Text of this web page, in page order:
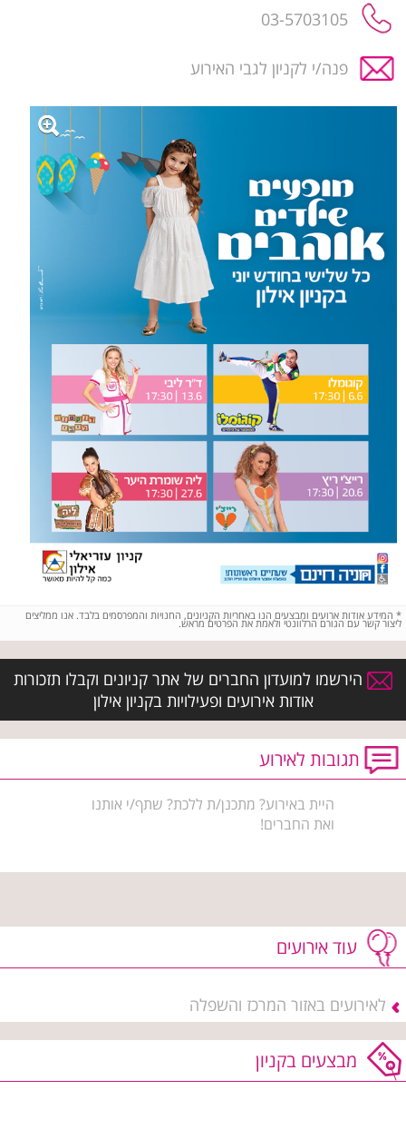
03-5703105
פנה/י לקניון לגבי האירוע
* המידע אודות ארועים ומבצעים הנו באחריות הקניונים, החנויות והמפרסמים בלבד. אנו ממליצים
ליצור קשר עם הגורם הרלוונטי ולאמת את הפרטים מראש.
הירשמו למועדון החברים של אתר קניונים וקבלו תזכורות
אודות אירועים ופעילויות בקניון אילון
תגובות לאירוע
היית באירוע? מתכנן/ת ללכת? שתף/י אותנו
ואת החברים!
עוד אירועים
לאירועים באזור המרכז והשפלה
מבצעים בקניון